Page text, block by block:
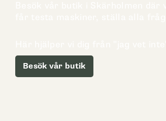
Besök vår butik